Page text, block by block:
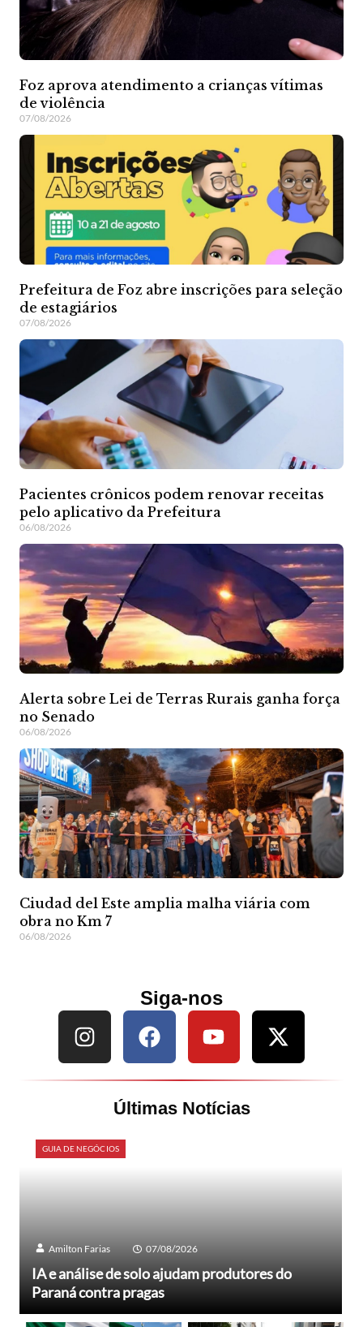
Foz aprova atendimento a crianças vítimas
de violência
07/08/2026
Prefeitura de Foz abre inscrições para seleção
de estagiários
07/08/2026
Pacientes crônicos podem renovar receitas
pelo aplicativo da Prefeitura
06/08/2026
Alerta sobre Lei de Terras Rurais ganha força
no Senado
06/08/2026
Ciudad del Este amplia malha viária com
obra no Km 7
06/08/2026
Siga-nos
Últimas Notícias
GUIA DE NEGÓCIOS
Amilton Farias 07/08/2026
IA e análise de solo ajudam produtores do
Paraná contra pragas